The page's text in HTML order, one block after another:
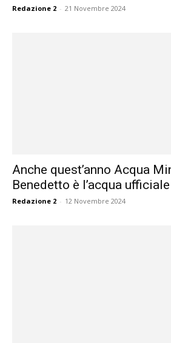
Redazione 2 - 21 Novembre 2024
Anche quest’anno Acqua
Benedetto è l’acqua
Redazione 2 - 12 Novembre 2024